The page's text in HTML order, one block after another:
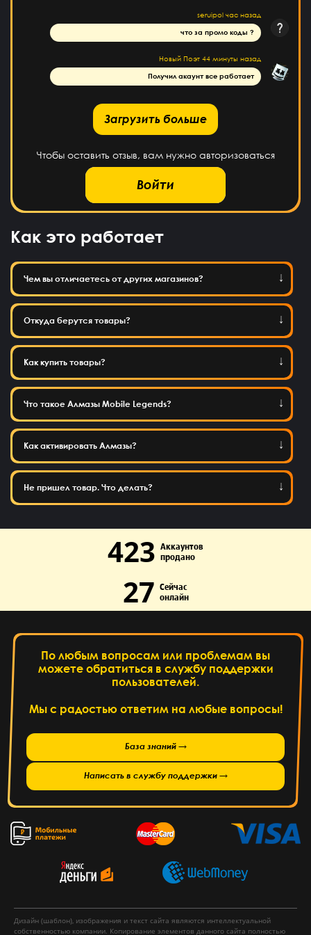
seruipol час назад
что за промо коды ?
Новый Поэт 44 минуты назад
Получил акаунт все работает
Загрузить больше
Чтобы оставить отзыв, вам нужно авторизоваться
Войти
Как это работает
Чем вы отличаетесь от других магазинов?
Откуда берутся товары?
Как купить товары?
Что такое Алмазы Mobile Legends?
Как активировать Алмазы?
Не пришел товар. Что делать?
423 Аккаунтов
продано
27 Сейчас
онлайн
По любым вопросам или проблемам вы
можете обратиться в службу поддержки
пользователей.
Мы с радостью ответим на любые вопросы!
База знаний →
Написать в службу поддержки →
Дизайн (шаблон), изображения и текст сайта являются интеллектуальной
собственностью компании. Копирование элементов данного сайта полностью